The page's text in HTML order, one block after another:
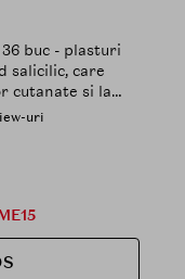
buc - plasturi
salicilic, care
cutanate si la
aparitia altor
uri